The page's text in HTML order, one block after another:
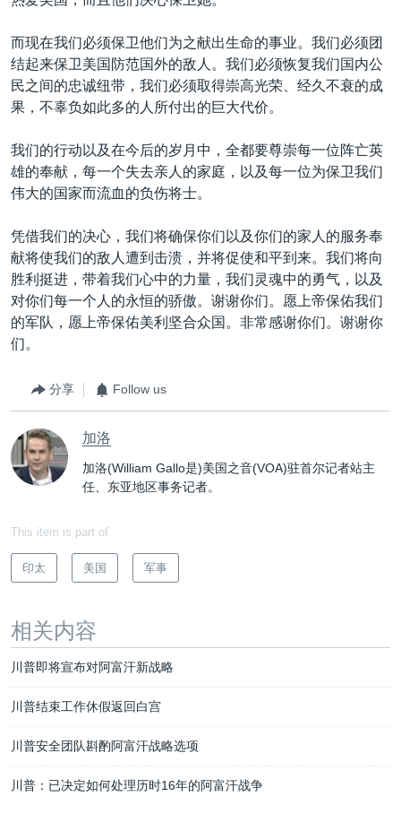
而现在我们必须保卫他们为之献出生命的事业。我们必须团
结起来保卫美国防范国外的敌人。我们必须恢复我们国内公
民之间的忠诚纽带，我们必须取得崇高光荣、经久不衰的成
果，不辜负如此多的人所付出的巨大代价。
我们的行动以及在今后的岁月中，全都要尊崇每一位阵亡英
雄的奉献，每一个失去亲人的家庭，以及每一位为保卫我们
伟大的国家而流血的负伤将士。
凭借我们的决心，我们将确保你们以及你们的家人的服务奉
献将使我们的敌人遭到击溃，并将促使和平到来。我们将向
胜利挺进，带着我们心中的力量，我们灵魂中的勇气，以及
对你们每一个人的永恒的骄傲。谢谢你们。愿上帝保佑我们
的军队，愿上帝保佑美利坚合众国。非常感谢你们。谢谢你
们。
分享 Follow us
加洛
加洛(William Gallo是)美国之音(VOA)驻首尔记者站主
任、东亚地区事务记者。
This item is part of
印太 美国 军事
相关内容
川普即将宣布对阿富汗新战略
川普结束工作休假返回白宫
川普安全团队斟酌阿富汗战略选项
川普：已决定如何处理历时16年的阿富汗战争